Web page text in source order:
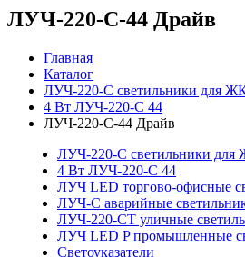
ЛУЧ-220-С-44 Драйв
Главная
Каталог
ЛУЧ-220-С светильники для
4 Вт ЛУЧ-220-С 44
ЛУЧ-220-С-44 Драйв
ЛУЧ-220-С светильники
4 Вт ЛУЧ-220-С 44
ЛУЧ LED торгово-офисные
ЛУЧ-С аварийные
ЛУЧ-220-СТ уличные
ЛУЧ LED P промышленные
Светоуказатели